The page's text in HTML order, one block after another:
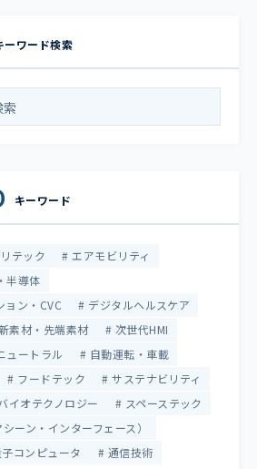
ーワード検索
キーワード
テック
エアモビリティ
半導体
ョン・CVC
デジタルヘルスケア
素材・先端素材
次世代HMI
ュートラル
自動運転・車載
フードテック
サステナビリティ
イオテクノロジー
スペーステック
ーン・インターフェース）
子コンピュータ 通信技術